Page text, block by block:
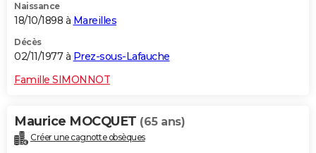
Naissance
18/10/1898 à Mareilles
Décès
02/11/1977 à Prez-sous-Lafauche
Famille SIMONNOT
Maurice MOCQUET (65 ans)
Créer une cagnotte obsèques